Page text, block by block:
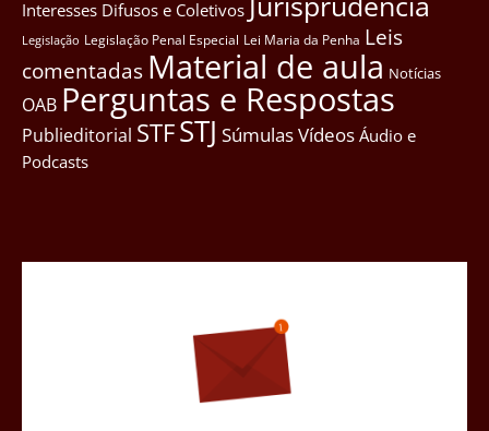
Interesses Difusos e Coletivos
Legislação Legislação Penal Especial Lei Maria da Penha Leis
comentadas Material de aula Notícias
OAB Perguntas e Respostas
Publieditorial STFSTJ SúmulasVídeos Áudio e
Podcasts